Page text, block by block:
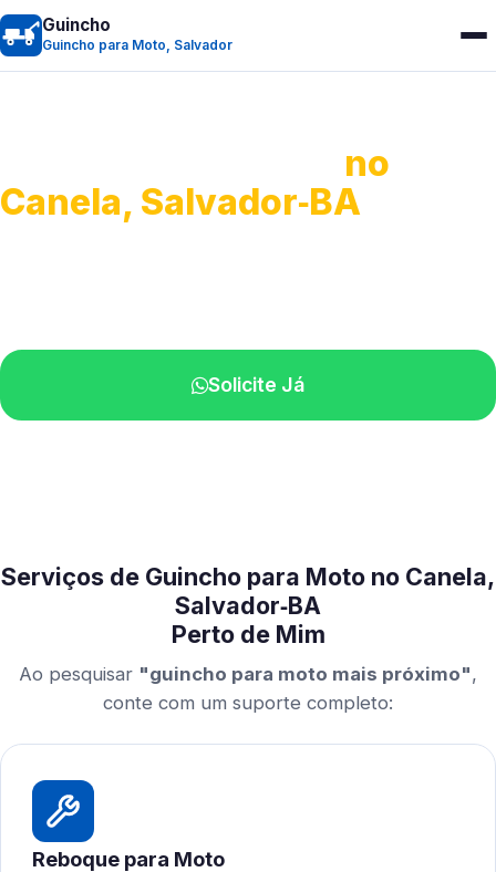
Guincho
Guincho para Moto, Salvador
no
Canela, Salvador‑BA
Solicite Já
Serviços de Guincho para Moto no Canela,
Salvador‑BA
Perto de Mim
Ao pesquisar "guincho para moto mais próximo",
conte com um suporte completo:
Reboque para Moto